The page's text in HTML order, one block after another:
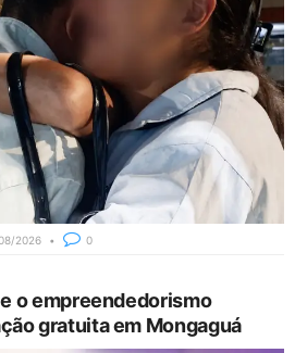
2026 0
o empreendedorismo
gratuita em Mongaguá